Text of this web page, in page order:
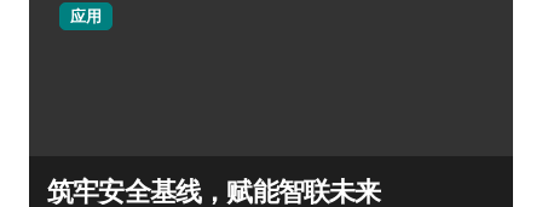
应用
筑牢安全基线，赋能智联未来